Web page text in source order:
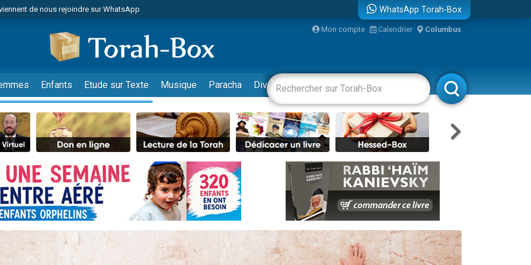
de nous rejoindre sur WhatsApp
viennent de faire un don pour 1 Journée de Vacances Pour les Enfants
de demander une bénédiction
de nous rejoindre sur WhatsApp
places pour étudier en groupe sur Zoom
viennent de faire un don pour Diane, 80 ans, dans un appartement insalubre
son Maasser
de nous rejoindre sur WhatsApp
de nous rejoindre sur WhatsApp
viennent de faire un don pour 5 jours de vacances aux Orphelins
donner son Maasser
viennent de demander une bénédiction
de nous rejoindre sur WhatsApp
viennent de faire un don pour Sauvez la jambe de Yohan
WhatsApp Torah-Box
Mon compte Calendrier Columbus
Enfants Etude sur Texte Musique Paracha Divertissements Livres Rabbanim